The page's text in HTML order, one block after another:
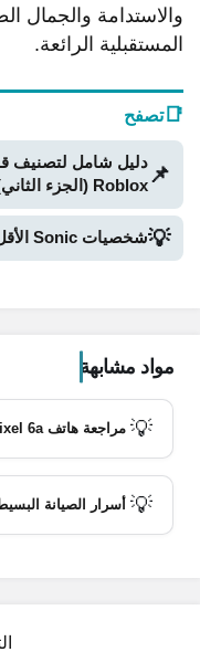
والاستدامة والجمال
المستقبلية الرائعة.
📑تصفح
📌Roblox (الجزء الثاني)
💡شخصيات Sonic الأقل إلهاماً: نظرة على الجزء الثاني
مواد مشابهة
💡 مراجعة هاتف Google Pixel 6a
💡 أسرار الصيانة